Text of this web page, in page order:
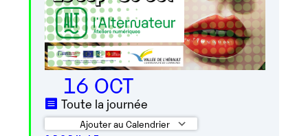
16 OCT
Toute la journée
Ajouter au Calendrier